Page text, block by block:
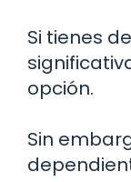
Si tienes
opción.
Sin